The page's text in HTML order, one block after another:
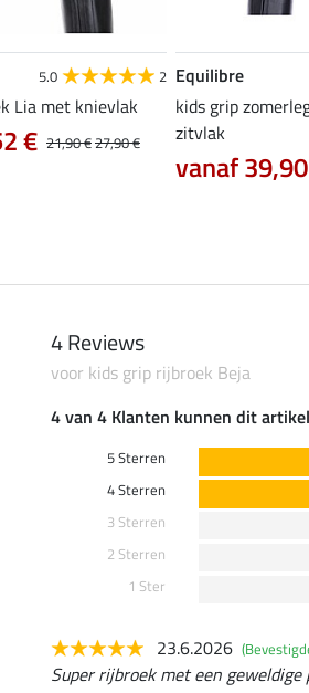
5.0 2
Lia met knievlak
21,90 €27,90 €
€
Equilibre
kids grip
zitvlak
vanaf
4 Reviews
voor kids grip rijbroek Beja
4 van 4 Klanten kunnen dit
5 Sterren
4 Sterren
3 Sterren
2 Sterren
1 Ster
23.6.2026
Super rijbroek met een geweldige